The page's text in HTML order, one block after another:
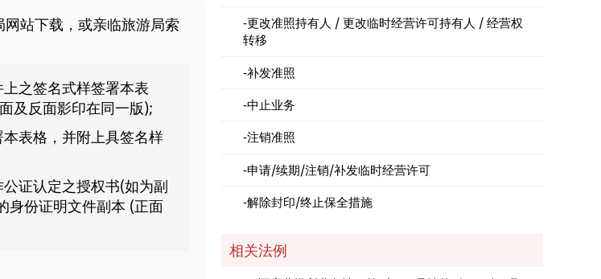
网站下载，或亲临旅游局索
之签名式样签署本表
及反面影印在同一版);
表格，并附上具签名样
证认定之授权书(如为副
身份证明文件副本 (正面
更改准照持有人 / 更改临时经营许可持有人 / 经营权
转移
补发准照
中止业务
注销准照
申请/续期/注销/补发临时经营许可
解除封印/终止保全措施
相关法例